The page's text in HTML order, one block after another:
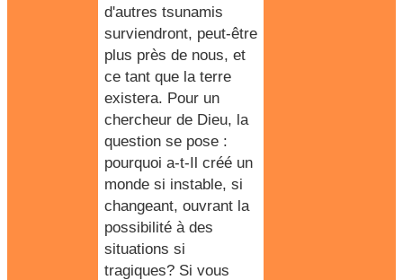
d'autres tsunamis
surviendront, peut-être
plus près de nous, et
ce tant que la terre
existera. Pour un
chercheur de Dieu, la
question se pose :
pourquoi a-t-Il créé un
monde si instable, si
changeant, ouvrant la
possibilité à des
situations si
tragiques? Si vous